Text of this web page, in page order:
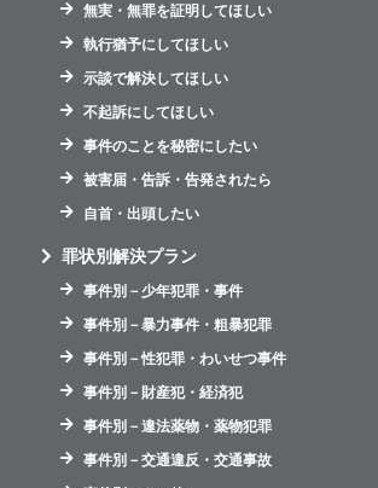
無実・無罪を証明してほしい
執行猶予にしてほしい
示談で解決してほしい
不起訴にしてほしい
事件のことを秘密にしたい
被害届・告訴・告発されたら
自首・出頭したい
罪状別解決プラン
事件別－少年犯罪・事件
事件別－暴力事件・粗暴犯罪
事件別－性犯罪・わいせつ事件
事件別－財産犯・経済犯
事件別－違法薬物・薬物犯罪
事件別－交通違反・交通事故